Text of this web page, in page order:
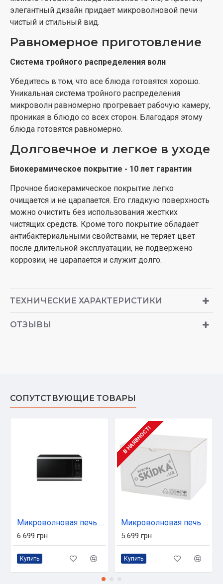
элегантный дизайн придает микроволновой печи
чистый и стильный вид.
Равномерное приготовление
Система тройного распределения волн
Убедитесь в том, что все блюда готовятся хорошо.
Уникальная система тройного распределения
микроволн равномерно прогревает рабочую камеру,
проникая в блюдо со всех сторон. Благодаря этому
блюда готовятся равномерно.
Долговечное и легкое в уходе
Биокерамическое покрытие - 10 лет гарантии
Прочное биокерамическое покрытие легко
очищается и не царапается. Его гладкую поверхность
можно очистить без использования жестких
чистящих средств. Кроме того покрытие обладает
антибактериальными свойствами, не теряет цвет
после длительной эксплуатации, не подвержено
коррозии, не царапается и служит долго.
ТЕХНИЧЕСКИЕ ХАРАКТЕРИСТИКИ
ОТЗЫВЫ
СОПУТСТВУЮЩИЕ ТОВАРЫ
Микроволновая печь Samsung MS23DG4504ATUA
6 699 грн
Купить
В НАЯВНОСТІ
Микроволновая печь Hisense H23MOBSD2H4
5 699 грн
Купить